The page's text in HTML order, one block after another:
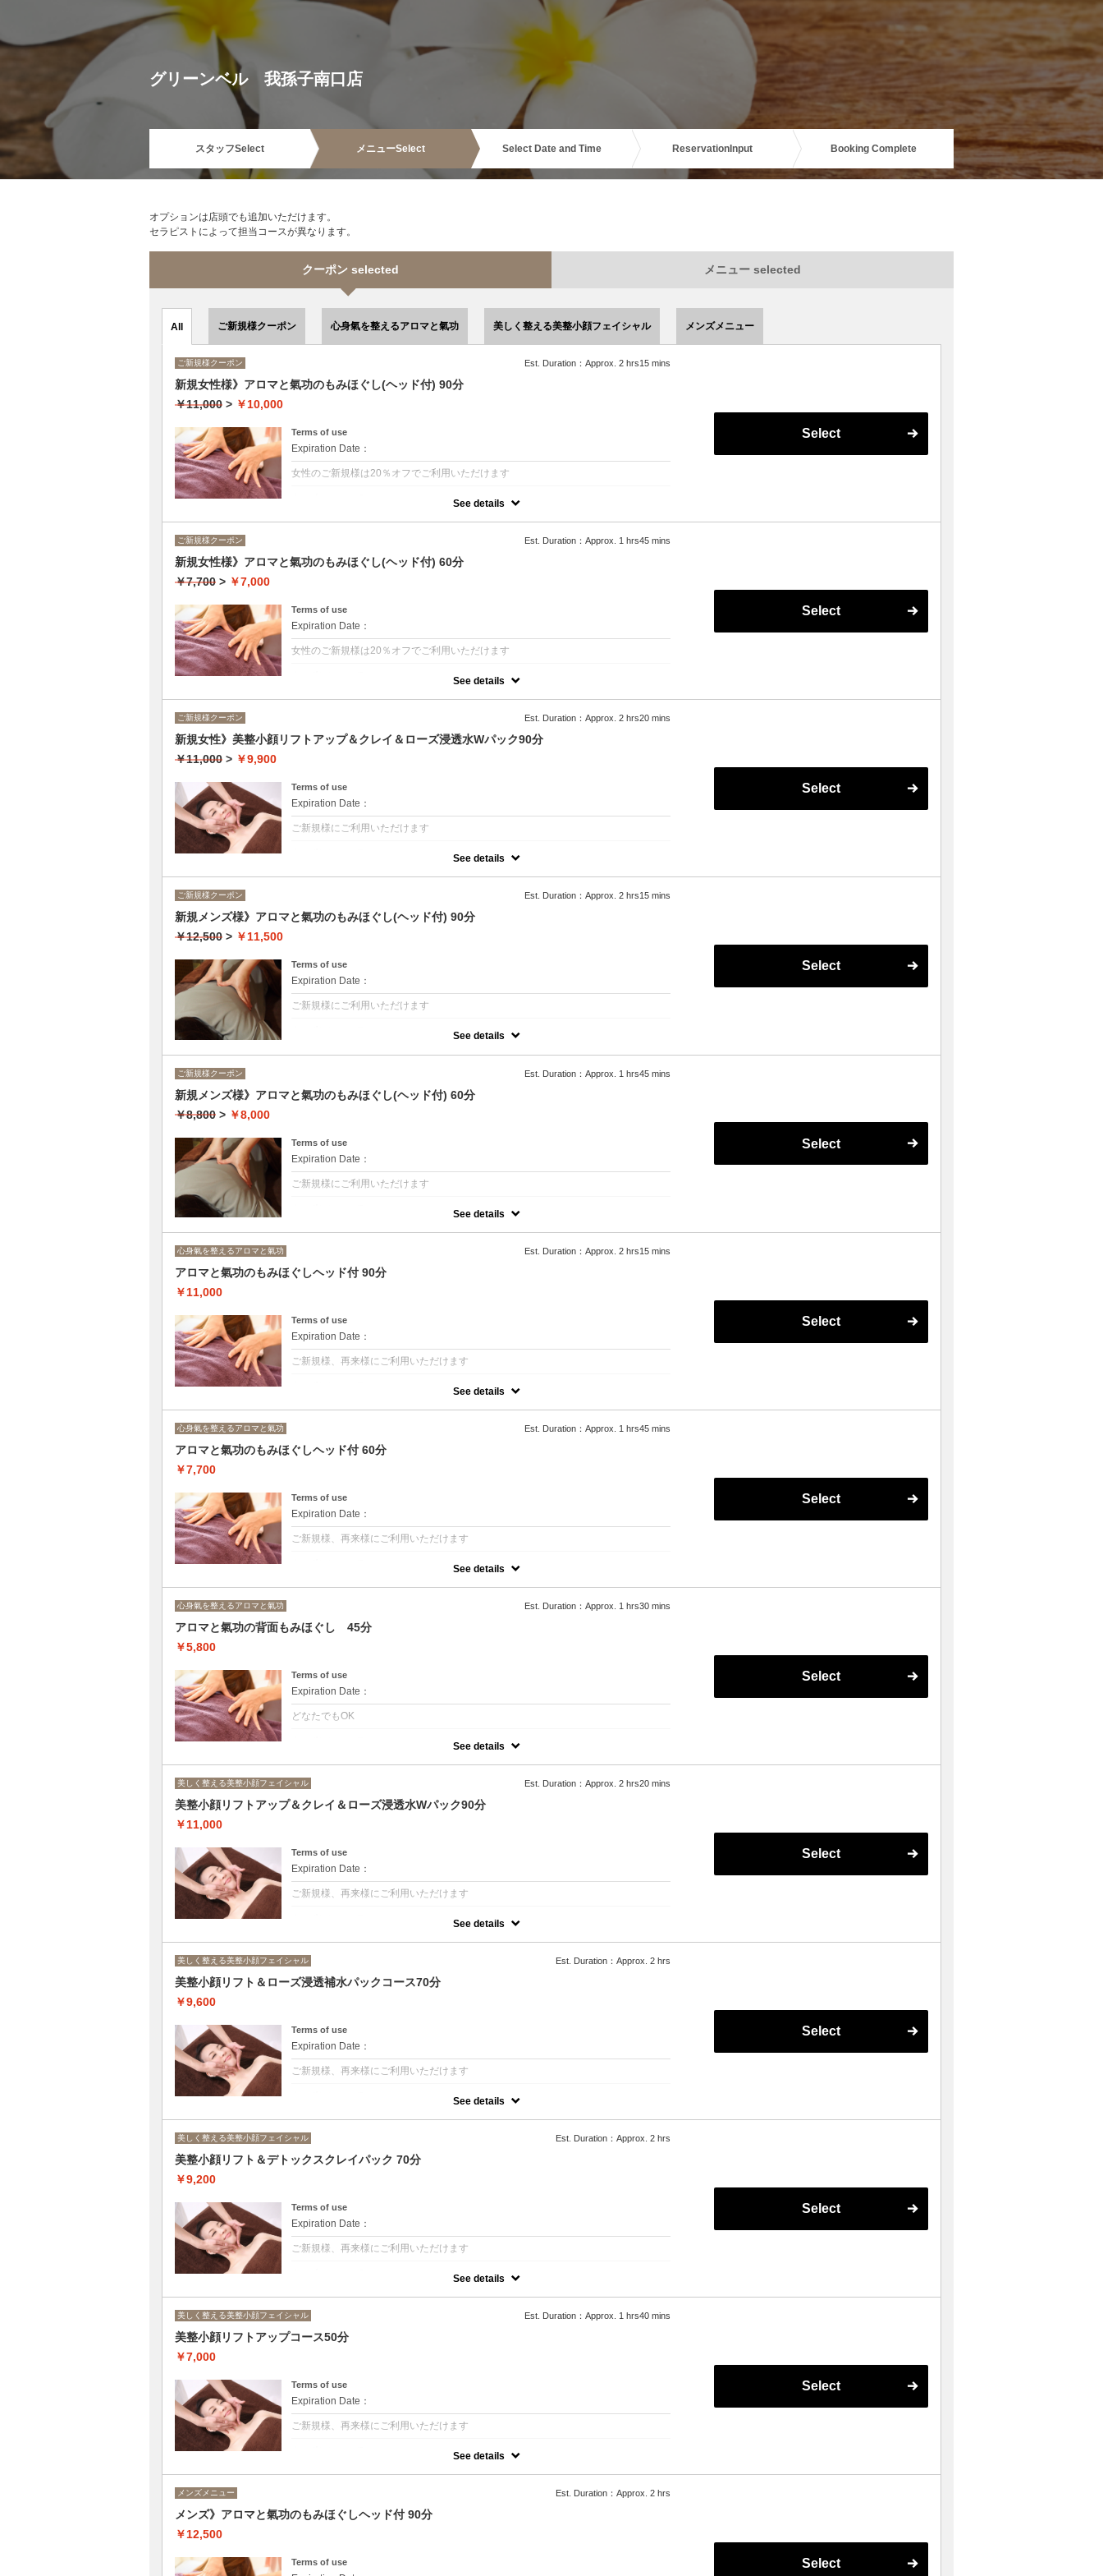
グリーンベル 我孫子南口店
スタッフSelect メニューSelect Select Date and Time Reservation Input Booking Complete
オプションは店頭でも追加いただけます。
セラピストによって担当コースが異なります。
クーポン selected メニュー selected
All ご新規様クーポン 心身氣を整えるアロマと氣功 美しく整える美整小顔フェイシャル メンズメニュー
ご新規様クーポン Est. Duration：Approx. 2 hrs15 mins
新規女性様》アロマと氣功のもみほぐし(ヘッド付) 90分
￥11,000 > ￥10,000
Terms of use
Expiration Date：
女性のご新規様は20％オフでご利用いただけます
お召し物の上らか気軽に施術できます
氣功で五臓六腑や歪みなどの不調を見た上で施術部位と手技をきめます
背面：背中→腕→腰→臀部→脚→足裏
See details
Select
ご新規様クーポン Est. Duration：Approx. 1 hrs45 mins
新規女性様》アロマと氣功のもみほぐし(ヘッド付) 60分
￥7,700 > ￥7,000
Terms of use
Expiration Date：
女性のご新規様は20％オフでご利用いただけます
お召し物の上らか気軽に施術できます
氣功で五臓六腑や歪みなどの不調を見た上で施術部位と手技をきめます
背面：背中→腕→腰→臀部→脚→足裏
See details
Select
ご新規様クーポン Est. Duration：Approx. 2 hrs20 mins
新規女性》美整小顔リフトアップ＆クレイ＆ローズ浸透水Wパック90分
￥11,000 > ￥9,900
Terms of use
Expiration Date：
ご新規様にご利用いただけます
11,000円/90分コース
天然ナノレベルのデトックスケア
肌トラブル、くすみ・乾燥、お顔のリフトアップ
水パック→リンパケア→ローズ仕上げ→ヘッドドライ
See details
Select
ご新規様クーポン Est. Duration：Approx. 2 hrs15 mins
新規メンズ様》アロマと氣功のもみほぐし(ヘッド付) 90分
￥12,500 > ￥11,500
Terms of use
Expiration Date：
ご新規様にご利用いただけます
お召し物の上らか気軽に施術できます
氣功で五臓六腑や歪みなどの不調を見た上で施術部位と手技をきめます
背面：背中→腕→腰→脚→足裏
See details
Select
ご新規様クーポン Est. Duration：Approx. 1 hrs45 mins
新規メンズ様》アロマと氣功のもみほぐし(ヘッド付) 60分
￥8,800 > ￥8,000
Terms of use
Expiration Date：
ご新規様にご利用いただけます
お召し物の上らか気軽に施術できます
氣功で五臓六腑や歪みなどの不調を見た上で施術部位と手技をきめます
背面：背中→腕→腰→臀部→脚→足裏
See details
Select
心身氣を整えるアロマと氣功 Est. Duration：Approx. 2 hrs15 mins
アロマと氣功のもみほぐしヘッド付 90分
￥11,000
Terms of use
Expiration Date：
ご新規様、再来様にご利用いただけます
お召し物の上らか気軽に施術できます
氣功で五臓六腑や歪みなどの不調を見た上で施術部位と手技をきめます
11000円/90分
See details
Select
心身氣を整えるアロマと氣功 Est. Duration：Approx. 1 hrs45 mins
アロマと氣功のもみほぐしヘッド付 60分
￥7,700
Terms of use
Expiration Date：
ご新規様、再来様にご利用いただけます
お召し物の上らか気軽に施術できます
氣功で五臓六腑や歪みなどの不調を見た上で施術部位と手技をきめます
7700円/60分
See details
Select
心身氣を整えるアロマと氣功 Est. Duration：Approx. 1 hrs30 mins
アロマと氣功の背面もみほぐし 45分
￥5,800
Terms of use
Expiration Date：
どなたでもOK
けたい方へ アロマの香りでリフレッシュ、氣功でビシっと整います。 うつ伏せ、背部
のみ（肩・背中・腕・腰・お尻・脚）
See details
Select
美しく整える美整小顔フェイシャル Est. Duration：Approx. 2 hrs20 mins
美整小顔リフトアップ＆クレイ＆ローズ浸透水Wパック90分
￥11,000
Terms of use
Expiration Date：
ご新規様、再来様にご利用いただけます
ス
ブルガリアンローズの働きでアンチエイジング
天然ナノレベルのデトックスケア
肌トラブル、くすみ・乾燥、お顔のリフトアップ
水パック→リンパケア→ローズ仕上げ→ヘッドドライ
See details
Select
美しく整える美整小顔フェイシャル Est. Duration：Approx. 2 hrs
美整小顔リフト＆ローズ浸透補水パックコース70分
￥9,600
Terms of use
Expiration Date：
ご新規様、再来様にご利用いただけます
ブルガリアンローズの働きをアンチエイジングに
洗顔→デコルテオイル→首オイル→フェイシャルリフトアップ→ナノ補水パック→リ
ンパケア→ローズ仕上げ→ヘッドドライ
See details
Select
美しく整える美整小顔フェイシャル Est. Duration：Approx. 2 hrs
美整小顔リフト＆デトックスクレイパック 70分
￥9,200
Terms of use
Expiration Date：
ご新規様、再来様にご利用いただけます
ナノレベルのデトックス
洗顔→デコルテオイル→首オイル→フィエシャルデトックスクレイパック→フェイシ
ャルリフトアップ→リンパケア→ローズ仕上げ→ヘッドドライ
See details
Select
美しく整える美整小顔フェイシャル Est. Duration：Approx. 1 hrs40 mins
美整小顔リフトアップコース50分
￥7,000
Terms of use
Expiration Date：
ご新規様、再来様にご利用いただけます
・しわやたるみが気になる
お顔のリフトアップだけではなく、デコルテを緩めることでよりリラックスした状態
す。
薫り高い天然アロマのローズ化粧水とクリームでお顔を保湿。
See details
Select
メンズメニュー Est. Duration：Approx. 2 hrs
メンズ》アロマと氣功のもみほぐしヘッド付 90分
￥12,500
Terms of use Select